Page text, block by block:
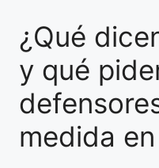
¿Qué
y qué
medida